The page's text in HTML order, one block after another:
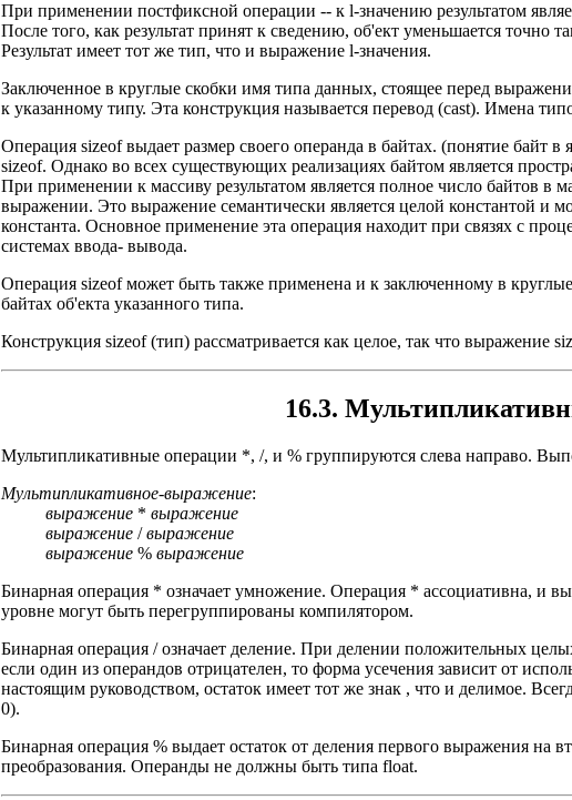
При применении постфиксной операции -- к l-значению результатом
После того, как результат принят к сведению, об'ект уменьшается точно
Результат имеет тот же тип, что и выражение l-значения.
Заключенное в круглые скобки имя типа данных, стоящее перед
к указанному типу. Эта конструкция называется перевод (cast). Имена
Операция sizeof выдает размер своего операнда в байтах. (понятие байт в
sizeof. Однако во всех существующих реализациях байтом является
При применении к массиву результатом является полное число байтов в
выражении. Это выражение семантически является целой константой и
константа. Основное применение эта операция находит при связях с
системах ввода- вывода.
Операция sizeof может быть также применена и к заключенному в
байтах об'екта указанного типа.
Конструкция sizeof (тип) рассматривается как целое, так что
16.3.
Мультипликативные операции *, /, и % группируются слева направо.
Мультипликативное-выражение:
выражение *выражение
выражение /выражение
выражение %выражение
Бинарная операция * означает умножение. Операция * ассоциативна, и
уровне могут быть перегруппированы компилятором.
Бинарная операция / означает деление. При делении положительных
если один из операндов отрицателен, то форма усечения зависит от
настоящим руководством, остаток имеет тот же знак , что и делимое.
0).
Бинарная операция % выдает остаток от деления первого выражения на
преобразования. Операнды не должны быть типа float.